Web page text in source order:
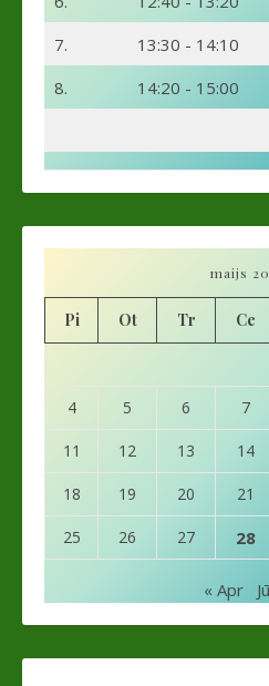
7.
13:30 - 14:10
8.
14:20 - 15:00
maijs
Pi Ot Tr Ce
4 5 6 7
11 12 13 14
18 19 20 21
25 26 27 28
« Apr